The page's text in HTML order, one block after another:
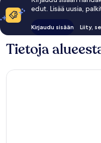
edut. Lisää uusia,
Kirjaudu sisään Liity,
Tietoja